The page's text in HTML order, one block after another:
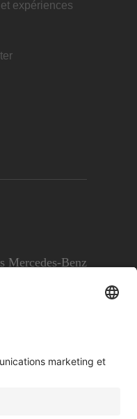
expériences
Mercedes-Benz